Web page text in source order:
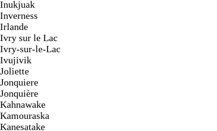
Inukjuak
Inverness
Irlande
Ivry sur le Lac
Ivry-sur-le-Lac
Ivujivik
Joliette
Jonquiere
Jonquière
Kahnawake
Kamouraska
Kanesatake